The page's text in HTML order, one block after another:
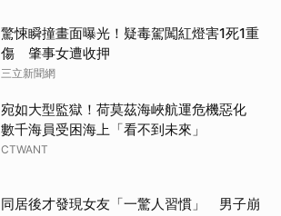
驚悚瞬撞畫面曝光！疑毒駕闖紅燈害1死1重
傷 肇事女遭收押
三立新聞網
宛如大型監獄！荷莫茲海峽航運危機惡化
數千海員受困海上「看不到未來」
CTWANT
同居後才發現女友「一驚人習慣」 男子崩